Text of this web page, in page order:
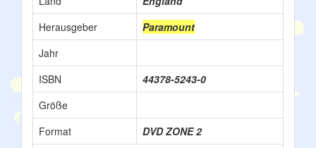
Herausgeber
Paramount
Jahr
ISBN
44378-5243-0
Größe
Format
DVD ZONE 2